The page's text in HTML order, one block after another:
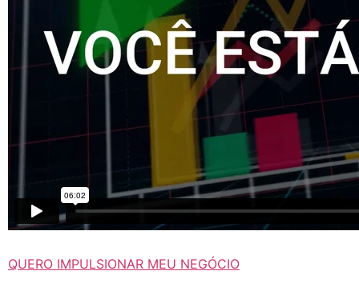
QUERO IMPULSIONAR MEU NEGÓCIO